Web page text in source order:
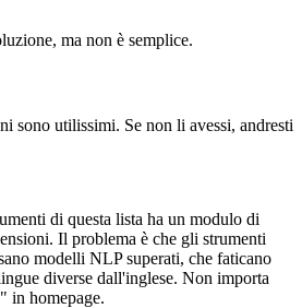
ma non è semplice.
sono utilissimi. Se non li avessi, andresti
di questa lista ha un modulo di
Il problema è che gli strumenti
modelli NLP superati, che faticano
diverse dall'inglese. Non importa
in homepage.